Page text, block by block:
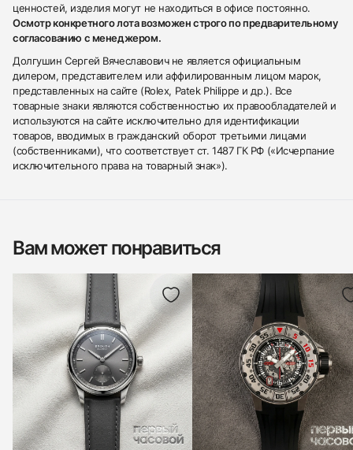
ценностей, изделия могут не находиться в офисе постоянно.
Осмотр конкретного лота возможен строго по предварительному
согласованию с менеджером.
Долгушин Сергей Вячеславович не является официальным
дилером, представителем или аффилированным лицом марок,
представленных на сайте (Rolex, Patek Philippe и др.). Все
товарные знаки являются собственностью их правообладателей и
используются на сайте исключительно для идентификации
товаров, вводимых в гражданский оборот третьими лицами
(собственниками), что соответствует ст. 1487 ГК РФ («Исчерпание
исключительного права на товарный знак»).
Вам может понравиться